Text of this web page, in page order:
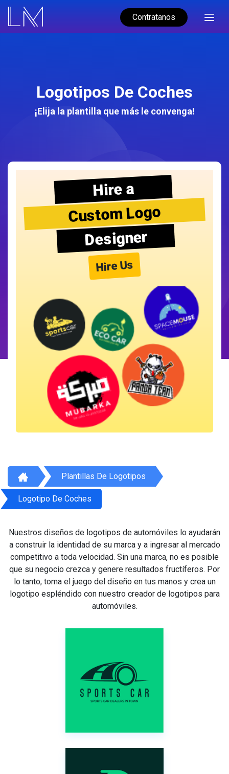
Contratanos
Logotipos De Coches
¡Elija la plantilla que más le convenga!
Hire a
Custom Logo
Designer
Hire Us
Plantillas De Logotipos
Logotipo De Coches
Nuestros diseños de logotipos de automóviles lo ayudarán
a construir la identidad de su marca y a ingresar al mercado
competitivo a toda velocidad. Sin una marca, no es posible
que su negocio crezca y genere resultados fructíferos. Por
lo tanto, toma el juego del diseño en tus manos y crea un
logotipo espléndido con nuestro creador de logotipos para
automóviles.